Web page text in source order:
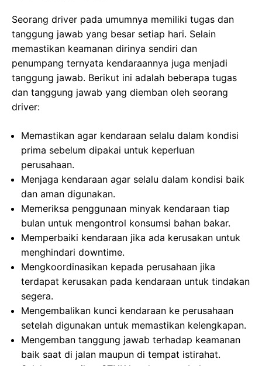
Seorang driver pada umumnya memiliki tugas dan
tanggung jawab yang besar setiap hari. Selain
memastikan keamanan dirinya sendiri dan
penumpang ternyata kendaraannya juga menjadi
tanggung jawab. Berikut ini adalah beberapa tugas
dan tanggung jawab yang diemban oleh seorang
driver:
Memastikan agar kendaraan selalu dalam kondisi
prima sebelum dipakai untuk keperluan
perusahaan.
Menjaga kendaraan agar selalu dalam kondisi baik
dan aman digunakan.
Memeriksa penggunaan minyak kendaraan tiap
bulan untuk mengontrol konsumsi bahan bakar.
Memperbaiki kendaraan jika ada kerusakan untuk
menghindari downtime.
Mengkoordinasikan kepada perusahaan jika
terdapat kerusakan pada kendaraan untuk tindakan
segera.
Mengembalikan kunci kendaraan ke perusahaan
setelah digunakan untuk memastikan kelengkapan.
Mengemban tanggung jawab terhadap keamanan
baik saat di jalan maupun di tempat istirahat.